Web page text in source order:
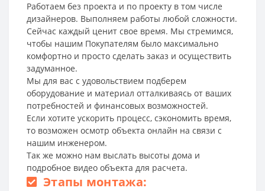
Работаем без проекта и по проекту в том числе
дизайнеров. Выполняем работы любой сложности.
Сейчас каждый ценит свое время. Мы стремимся,
чтобы нашим Покупателям было максимально
комфортно и просто сделать заказ и осуществить
задуманное.
Мы для вас с удовольствием подберем
оборудование и материал отталкиваясь от ваших
потребностей и финансовых возможностей.
Если хотите ускорить процесс, сэкономить время,
то возможен осмотр объекта онлайн на связи с
нашим инженером.
Так же можно нам выслать высоты дома и
подробное видео объекта для расчета.
Этапы монтажа: